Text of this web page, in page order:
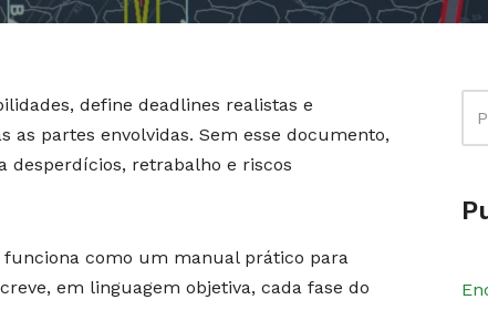
define deadlines realistas e
partes envolvidas. Sem esse documento,
desperdícios, retrabalho e riscos
como um manual prático para
em linguagem objetiva, cada fase do